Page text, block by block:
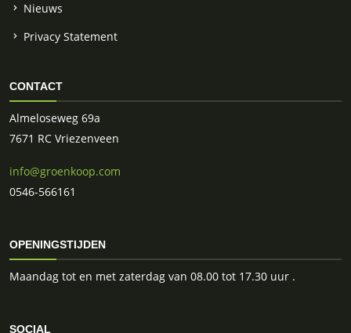
Nieuws
Privacy Statement
CONTACT
Almeloseweg 69a
7671 RC Vriezenveen
info@groenkoop.com
0546-566161
OPENINGSTIJDEN
Maandag tot en met zaterdag van 08.00 tot 17.30 uur .
SOCIAL